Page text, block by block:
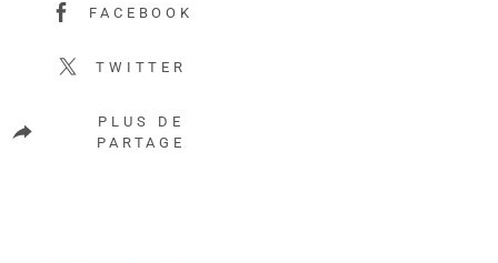
FACEBOOK
TWITTER
PLUS DE
PARTAGE